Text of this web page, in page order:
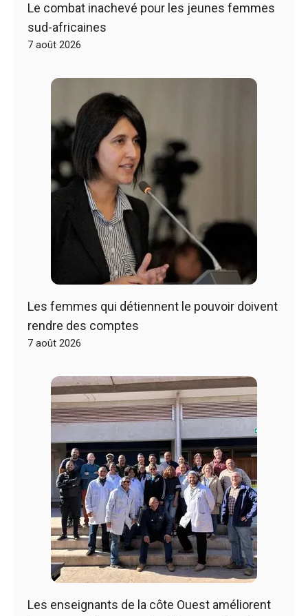
Le combat inachevé pour les jeunes femmes
sud-africaines
7 août 2026
Les femmes qui détiennent le pouvoir doivent
rendre des comptes
7 août 2026
Les enseignants de la côte Ouest améliorent